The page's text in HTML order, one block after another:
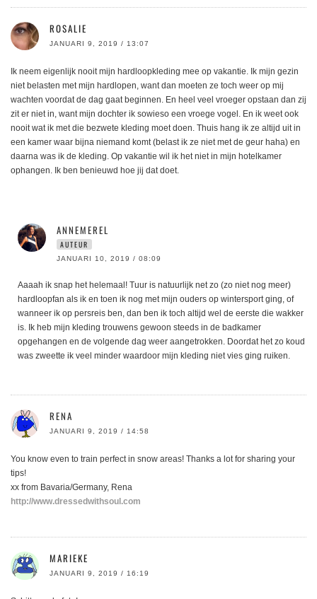
ROSALIE
JANUARI 9, 2019 / 13:07
Ik neem eigenlijk nooit mijn hardloopkleding mee op vakantie. Ik mijn gezin
niet belasten met mijn hardlopen, want dan moeten ze toch weer op mij
wachten voordat de dag gaat beginnen. En heel veel vroeger opstaan dan zij
zit er niet in, want mijn dochter ik sowieso een vroege vogel. En ik weet ook
nooit wat ik met die bezwete kleding moet doen. Thuis hang ik ze altijd uit in
een kamer waar bijna niemand komt (belast ik ze niet met de geur haha) en
daarna was ik de kleding. Op vakantie wil ik het niet in mijn hotelkamer
ophangen. Ik ben benieuwd hoe jij dat doet.
ANNEMEREL
AUTEUR
JANUARI 10, 2019 / 08:09
Aaaah ik snap het helemaal! Tuur is natuurlijk net zo (zo niet nog meer)
hardloopfan als ik en toen ik nog met mijn ouders op wintersport ging, of
wanneer ik op persreis ben, dan ben ik toch altijd wel de eerste die wakker
is. Ik heb mijn kleding trouwens gewoon steeds in de badkamer
opgehangen en de volgende dag weer aangetrokken. Doordat het zo koud
was zweette ik veel minder waardoor mijn kleding niet vies ging ruiken.
RENA
JANUARI 9, 2019 / 14:58
You know even to train perfect in snow areas! Thanks a lot for sharing your
tips!
xx from Bavaria/Germany, Rena
http://www.dressedwithsoul.com
MARIEKE
JANUARI 9, 2019 / 16:19